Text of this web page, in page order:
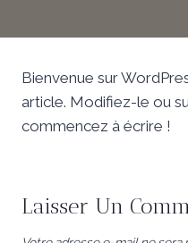
Bienvenue sur
article. Modifiez-le ou
commencez à écrire !
Laisser Un